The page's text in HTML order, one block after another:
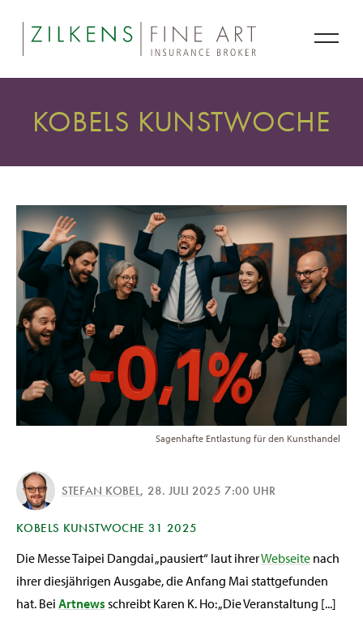
KOBELS KUNSTWOCHE
Sagenhafte Entlastung für den Kunsthandel
STEFAN KOBEL, 28. JULI 2025 7:00 UHR
KOBELS KUNSTWOCHE 31 2025
Die Messe Taipei Dangdai „pausiert“ laut ihrerWebseite nach
ihrer diesjährigen Ausgabe, die Anfang Mai stattgefunden
hat. Bei Artnews schreibt Karen K. Ho: „Die Veranstaltung [...]